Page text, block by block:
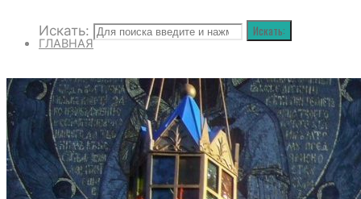
Искать: Искать:
ГЛАВНАЯ
О СОБОРЕ
ИСТОРИЯ СОБОРА
ИСТОРИЯ ФЕОДОРОВСКОГО ГОСУДАРЕВА